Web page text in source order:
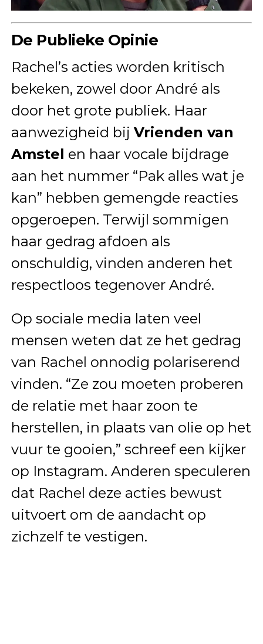
De Publieke Opinie
Rachel’s acties worden kritisch
bekeken, zowel door André als
door het grote publiek. Haar
aanwezigheid bij Vrienden van
Amstel en haar vocale bijdrage
aan het nummer “Pak alles wat je
kan” hebben gemengde reacties
opgeroepen. Terwijl sommigen
haar gedrag afdoen als
onschuldig, vinden anderen het
respectloos tegenover André.
Op sociale media laten veel
mensen weten dat ze het gedrag
van Rachel onnodig polariserend
vinden. “Ze zou moeten proberen
de relatie met haar zoon te
herstellen, in plaats van olie op het
vuur te gooien,” schreef een kijker
op Instagram. Anderen speculeren
dat Rachel deze acties bewust
uitvoert om de aandacht op
zichzelf te vestigen.